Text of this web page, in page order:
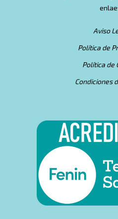
Aviso
Política de
Política de
Condiciones